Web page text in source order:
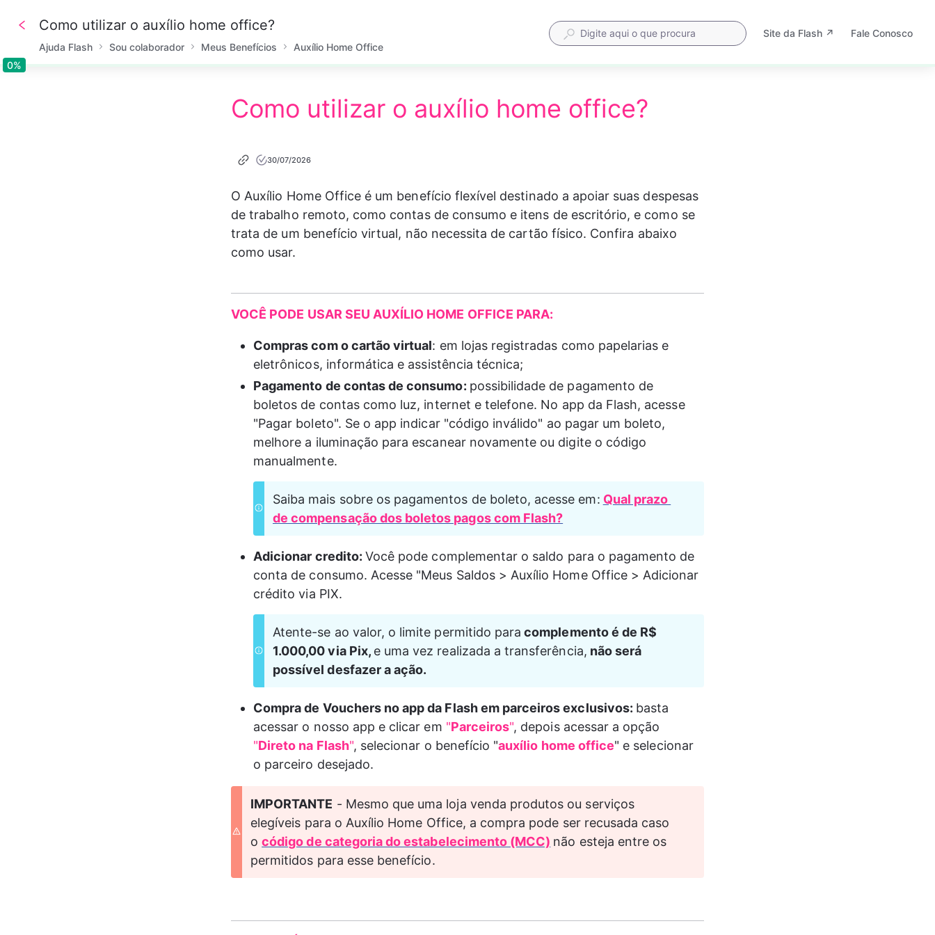
0%0%
Como utilizar o auxílio home office?
Ajuda Flash Sou colaborador Meus Benefícios Auxílio Home Office
Site da Flash ↗
Abre
Fale Conosco
Como utilizar o auxílio home office?
30/07/2026
O Auxílio Home Office é um benefício flexível destinado a apoiar suas despesas
de trabalho remoto, como contas de consumo e itens de escritório, e como se
trata de um benefício virtual, não necessita de cartão físico. Confira abaixo
como usar.
VOCÊ PODE USAR SEU AUXÍLIO HOME OFFICE PARA:
Compras com o cartão virtual: em lojas registradas como papelarias e
eletrônicos, informática e assistência técnica;
Pagamento de contas de consumo: possibilidade de pagamento de
boletos de contas como luz, internet e telefone. No app da Flash, acesse
"Pagar boleto". Se o app indicar "código inválido" ao pagar um boleto,
melhore a iluminação para escanear novamente ou digite o código
manualmente.
Saiba mais sobre os pagamentos de boleto, acesse em: Qual prazo
de compensação dos boletos pagos com Flash?
Adicionar credito: Você pode complementar o saldo para o pagamento de
conta de consumo. Acesse "Meus Saldos > Auxílio Home Office > Adicionar
crédito via PIX.
Atente-se ao valor, o limite permitido para complemento é de R$
1.000,00 via Pix, e uma vez realizada a transferência, não será
possível desfazer a ação.
Compra de Vouchers no app da Flash em parceiros exclusivos: basta
acessar o nosso app e clicar em "Parceiros", depois acessar a opção
"Direto na Flash", selecionar o benefício "auxílio home office" e selecionar
o parceiro desejado.
IMPORTANTE - Mesmo que uma loja venda produtos ou serviços
elegíveis para o Auxílio Home Office, a compra pode ser recusada caso
o código de categoria do estabelecimento (MCC) não esteja entre os
permitidos para esse benefício.